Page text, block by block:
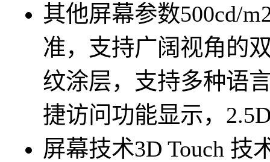
其他屏幕参数500cd/
准，支持广阔视角的
纹涂层，支持多种语
捷访问功能显示，
屏幕技术3D Touch 技